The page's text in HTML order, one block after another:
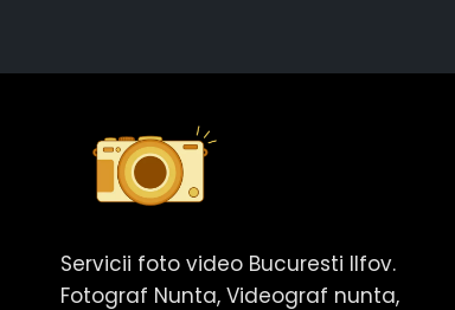
Servicii foto video Bucuresti Ilfov.
Fotograf Nunta, Videograf nunta,